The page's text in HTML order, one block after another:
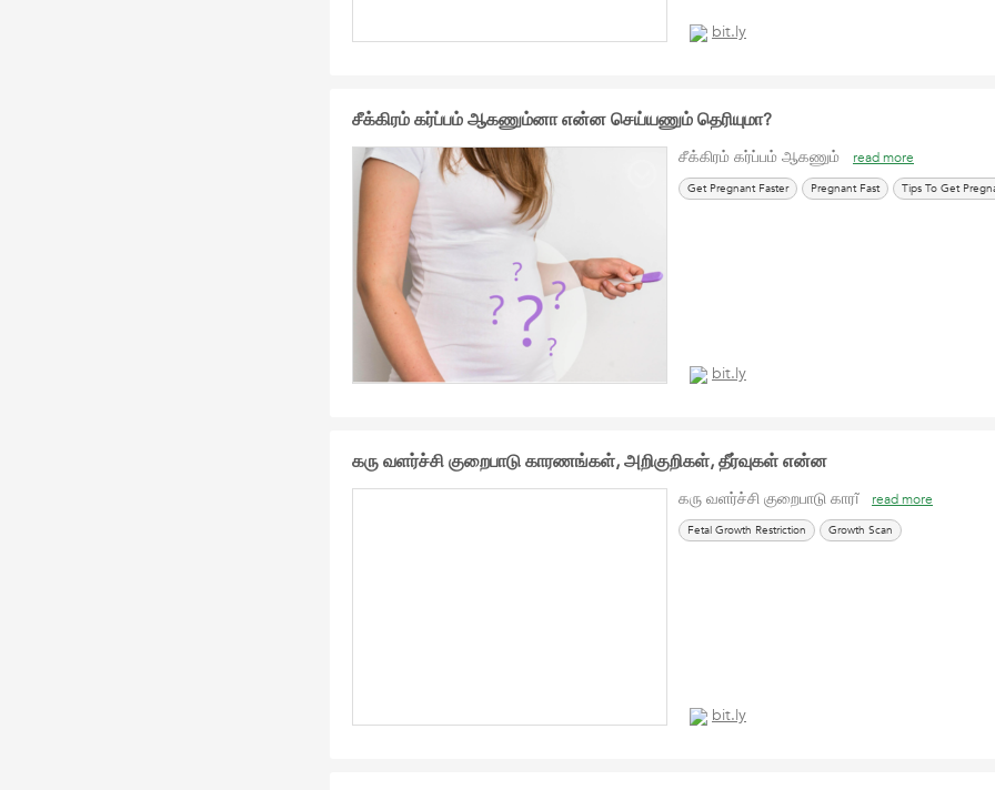
bit.ly
சீக்கிரம் கர்ப்பம் ஆகணும்னா என்ன செய்யணும் தெரியுமா?
சீக்கிரம் கர்ப்பம் ஆகணும் read more
Get Pregnant Faster Pregnant Fast Tips To Get
bit.ly
கரு வளர்ச்சி குறைபாடு காரணங்கள், அறிகுறிகள், தீர்வுகள் என்ன
கரு வளர்ச்சி குறைபாடு காரĩ read more
Fetal Growth Restriction Growth Scan
bit.ly